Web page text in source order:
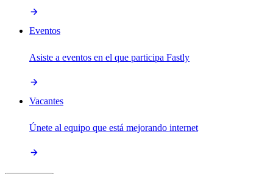
Eventos
Asiste a eventos en el que participa Fastly
Vacantes
Únete al equipo que está mejorando internet